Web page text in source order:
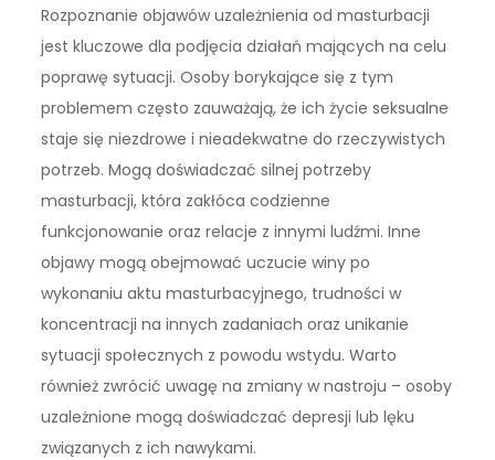
Rozpoznanie objawów uzależnienia od masturbacji
jest kluczowe dla podjęcia działań mających na celu
poprawę sytuacji. Osoby borykające się z tym
problemem często zauważają, że ich życie seksualne
staje się niezdrowe i nieadekwatne do rzeczywistych
potrzeb. Mogą doświadczać silnej potrzeby
masturbacji, która zakłóca codzienne
funkcjonowanie oraz relacje z innymi ludźmi. Inne
objawy mogą obejmować uczucie winy po
wykonaniu aktu masturbacyjnego, trudności w
koncentracji na innych zadaniach oraz unikanie
sytuacji społecznych z powodu wstydu. Warto
również zwrócić uwagę na zmiany w nastroju – osoby
uzależnione mogą doświadczać depresji lub lęku
związanych z ich nawykami.